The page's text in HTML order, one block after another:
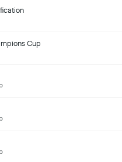
Cup